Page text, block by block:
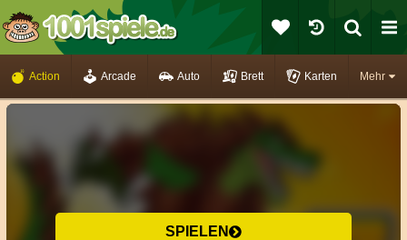
Mehr
Action Arcade Auto Brett Karten
SPIELEN